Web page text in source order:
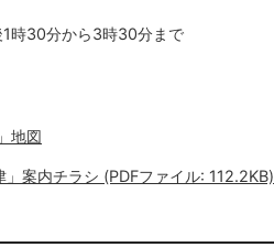
時30分から3時30分まで
地図
」案内チラシ (PDFファイル: 112.2KB)